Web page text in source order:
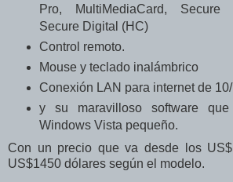
Pro, MultiMediaCard, Secure
Secure Digital (HC)
Control remoto.
Mouse y teclado inalámbrico
Conexión LAN para internet de
y su maravilloso software
Windows Vista pequeño.
Con un precio que va desde los
US$1450 dólares según el modelo.